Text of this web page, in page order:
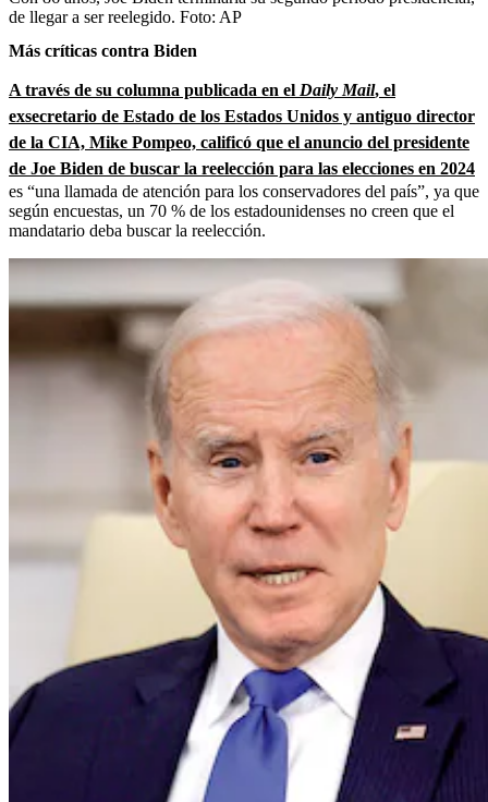
de llegar a ser reelegido. Foto: AP
Más críticas contra Biden
A través de su columna publicada en el Daily Mail, el
exsecretario de Estado de los Estados Unidos y antiguo director
de la CIA, Mike Pompeo, calificó que el anuncio del presidente
de Joe Biden de buscar la reelección para las elecciones en 2024
es “una llamada de atención para los conservadores del país”, ya que
según encuestas, un 70 % de los estadounidenses no creen que el
mandatario deba buscar la reelección.